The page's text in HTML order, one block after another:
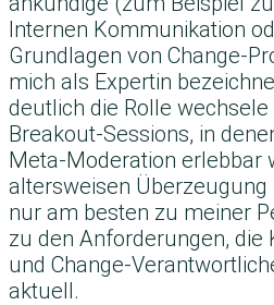
Internen Kommunikation
Grundlagen von Change-
mich als Expertin
deutlich die Rolle
Breakout-Sessions, in
Meta-Moderation erlebbar
altersweisen
nur am besten zu meiner
zu den Anforderungen, die
und Change-
aktuell.